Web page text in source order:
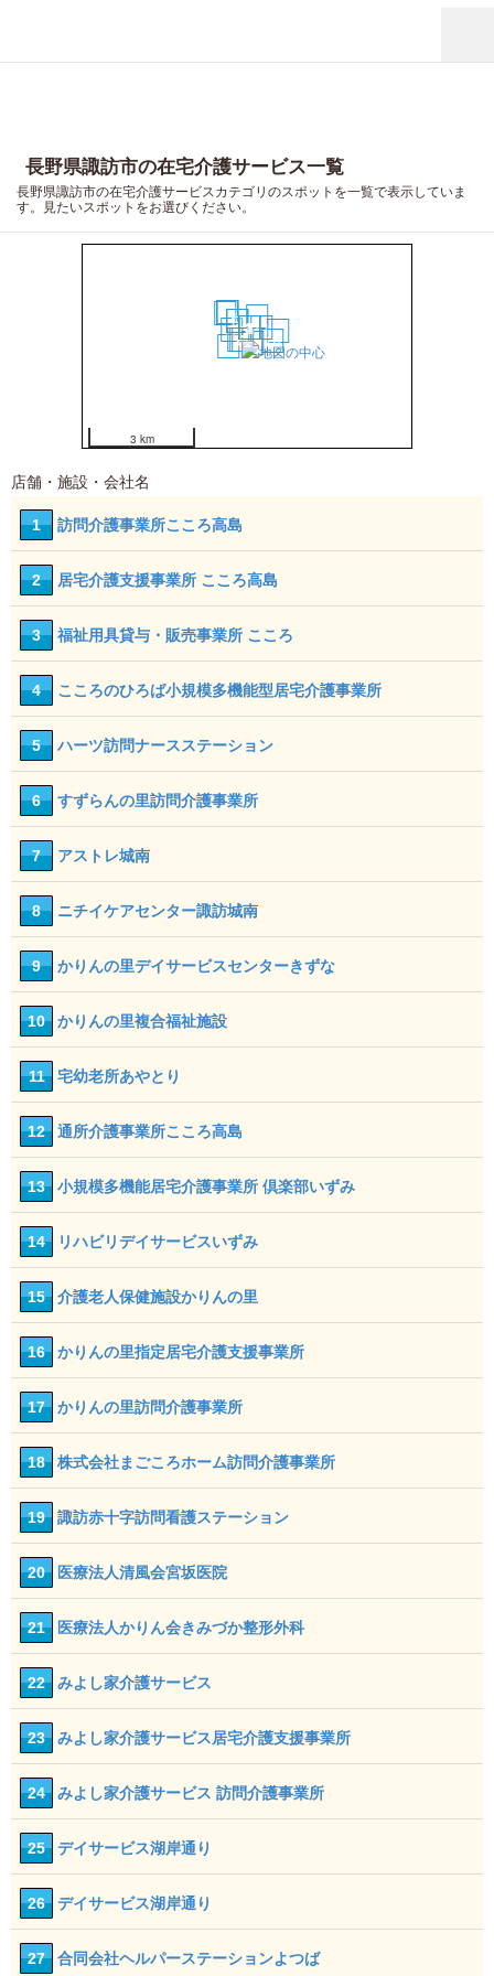
長野県諏訪市の在宅介護サービス一覧
長野県諏訪市の在宅介護サービスカテゴリのスポットを一覧で表示していま
す。見たいスポットをお選びください。
1
2
3
4
5
6
7 8
9
10 11
12
13
14
15
16
17
18
19
20
3 km
店舗・施設・会社名
1 訪問介護事業所こころ高島
2 居宅介護支援事業所 こころ高島
3 福祉用具貸与・販売事業所 こころ
4 こころのひろば小規模多機能型居宅介護事業所
5 ハーツ訪問ナースステーション
6 すずらんの里訪問介護事業所
7 アストレ城南
8 ニチイケアセンター諏訪城南
9 かりんの里デイサービスセンターきずな
10 かりんの里複合福祉施設
11 宅幼老所あやとり
12 通所介護事業所こころ高島
13 小規模多機能居宅介護事業所 倶楽部いずみ
14 リハビリデイサービスいずみ
15 介護老人保健施設かりんの里
16 かりんの里指定居宅介護支援事業所
17 かりんの里訪問介護事業所
18 株式会社まごころホーム訪問介護事業所
19 諏訪赤十字訪問看護ステーション
20 医療法人清風会宮坂医院
21 医療法人かりん会きみづか整形外科
22 みよし家介護サービス
23 みよし家介護サービス居宅介護支援事業所
24 みよし家介護サービス 訪問介護事業所
25 デイサービス湖岸通り
26 デイサービス湖岸通り
27 合同会社ヘルパーステーションよつば